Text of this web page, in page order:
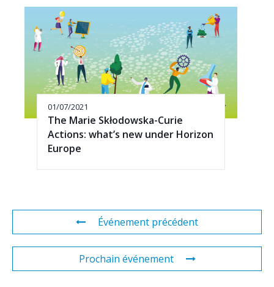
01/07/2021
The Marie Skłodowska-Curie
Actions: what’s new under Horizon
Europe
Événement précédent
Prochain événement